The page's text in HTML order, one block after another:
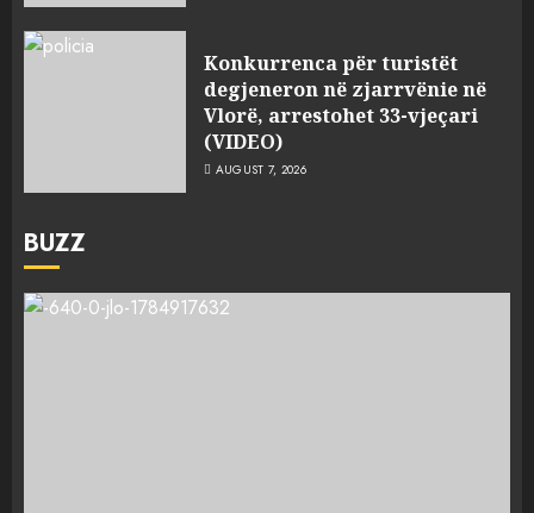
Konkurrenca për turistët
degjeneron në zjarrvënie në
Vlorë, arrestohet 33-vjeçari
(VIDEO)
AUGUST 7, 2026
BUZZ